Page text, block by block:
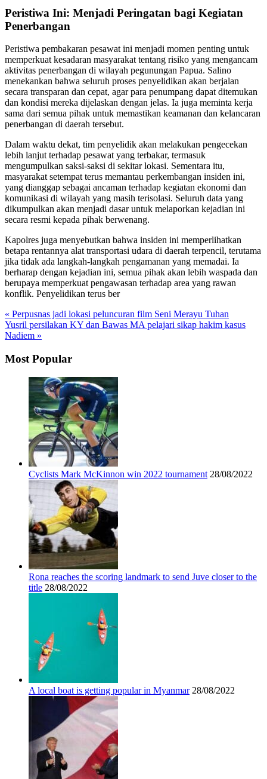
Peristiwa Ini: Menjadi Peringatan bagi Kegiatan
Penerbangan
Peristiwa pembakaran pesawat ini menjadi momen penting untuk
memperkuat kesadaran masyarakat tentang risiko yang mengancam
aktivitas penerbangan di wilayah pegunungan Papua. Salino
menekankan bahwa seluruh proses penyelidikan akan berjalan
secara transparan dan cepat, agar para penumpang dapat ditemukan
dan kondisi mereka dijelaskan dengan jelas. Ia juga meminta kerja
sama dari semua pihak untuk memastikan keamanan dan kelancaran
penerbangan di daerah tersebut.
Dalam waktu dekat, tim penyelidik akan melakukan pengecekan
lebih lanjut terhadap pesawat yang terbakar, termasuk
mengumpulkan saksi-saksi di sekitar lokasi. Sementara itu,
masyarakat setempat terus memantau perkembangan insiden ini,
yang dianggap sebagai ancaman terhadap kegiatan ekonomi dan
komunikasi di wilayah yang masih terisolasi. Seluruh data yang
dikumpulkan akan menjadi dasar untuk melaporkan kejadian ini
secara resmi kepada pihak berwenang.
Kapolres juga menyebutkan bahwa insiden ini memperlihatkan
betapa rentannya alat transportasi udara di daerah terpencil, terutama
jika tidak ada langkah-langkah pengamanan yang memadai. Ia
berharap dengan kejadian ini, semua pihak akan lebih waspada dan
berupaya memperkuat pengawasan terhadap area yang rawan
konflik. Penyelidikan terus ber
« Perpusnas jadi lokasi peluncuran film Seni Merayu Tuhan
Yusril persilakan KY dan Bawas MA pelajari sikap hakim kasus
Nadiem »
Most Popular
Cyclists Mark McKinnon win 2022 tournament 28/08/2022
Rona reaches the scoring landmark to send Juve closer to the
title 28/08/2022
A local boat is getting popular in Myanmar 28/08/2022